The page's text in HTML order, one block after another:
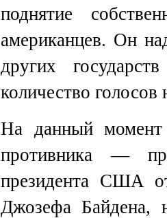
поднятие
американцев. Он
других
количество голосов
На данный момент
противника —
президента США
Джозефа Байдена,